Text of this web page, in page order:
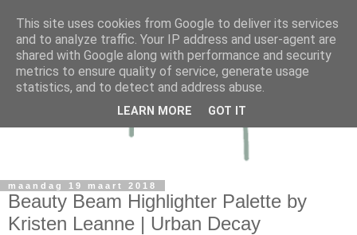
maandag 19 maart 2018
Beauty Beam Highlighter Palette by
Kristen Leanne | Urban Decay
This site uses cookies from Google to deliver its services
and to analyze traffic. Your IP address and user-agent are
shared with Google along with performance and security
metrics to ensure quality of service, generate usage
statistics, and to detect and address abuse.
LEARN MORE GOT IT